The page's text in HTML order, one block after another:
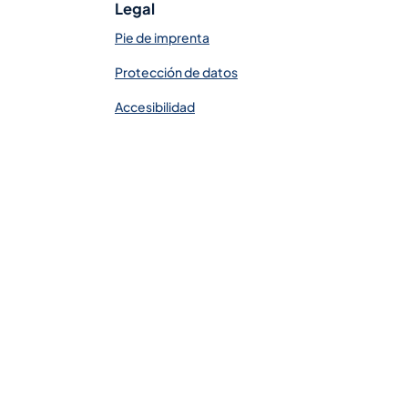
Legal
Pie de imprenta
Protección de datos
Accesibilidad